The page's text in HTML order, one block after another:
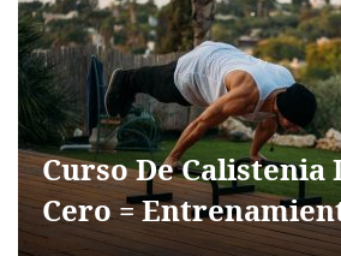
Curso De Calistenia
Cero =